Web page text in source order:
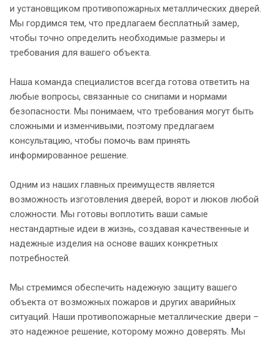
и установщиком противопожарных металлических дверей.
Мы гордимся тем, что предлагаем бесплатный замер,
чтобы точно определить необходимые размеры и
требования для вашего объекта.
Наша команда специалистов всегда готова ответить на
любые вопросы, связанные со снипами и нормами
безопасности. Мы понимаем, что требования могут быть
сложными и изменчивыми, поэтому предлагаем
консультацию, чтобы помочь вам принять
информированное решение.
Одним из наших главных преимуществ является
возможность изготовления дверей, ворот и люков любой
сложности. Мы готовы воплотить ваши самые
нестандартные идеи в жизнь, создавая качественные и
надежные изделия на основе ваших конкретных
потребностей.
Мы стремимся обеспечить надежную защиту вашего
объекта от возможных пожаров и других аварийных
ситуаций. Наши противопожарные металлические двери –
это надежное решение, которому можно доверять. Мы